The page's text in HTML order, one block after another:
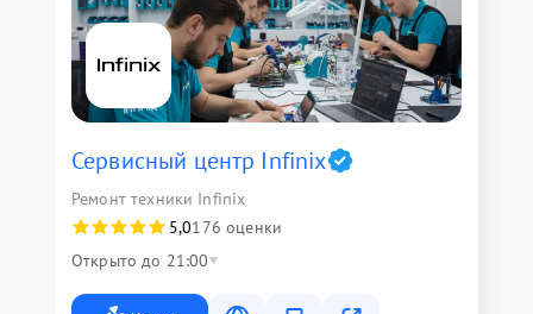
Сервисный центр Infinix
Ремонт техники Infinix
5,0176 оценки
Открыто до 21:00